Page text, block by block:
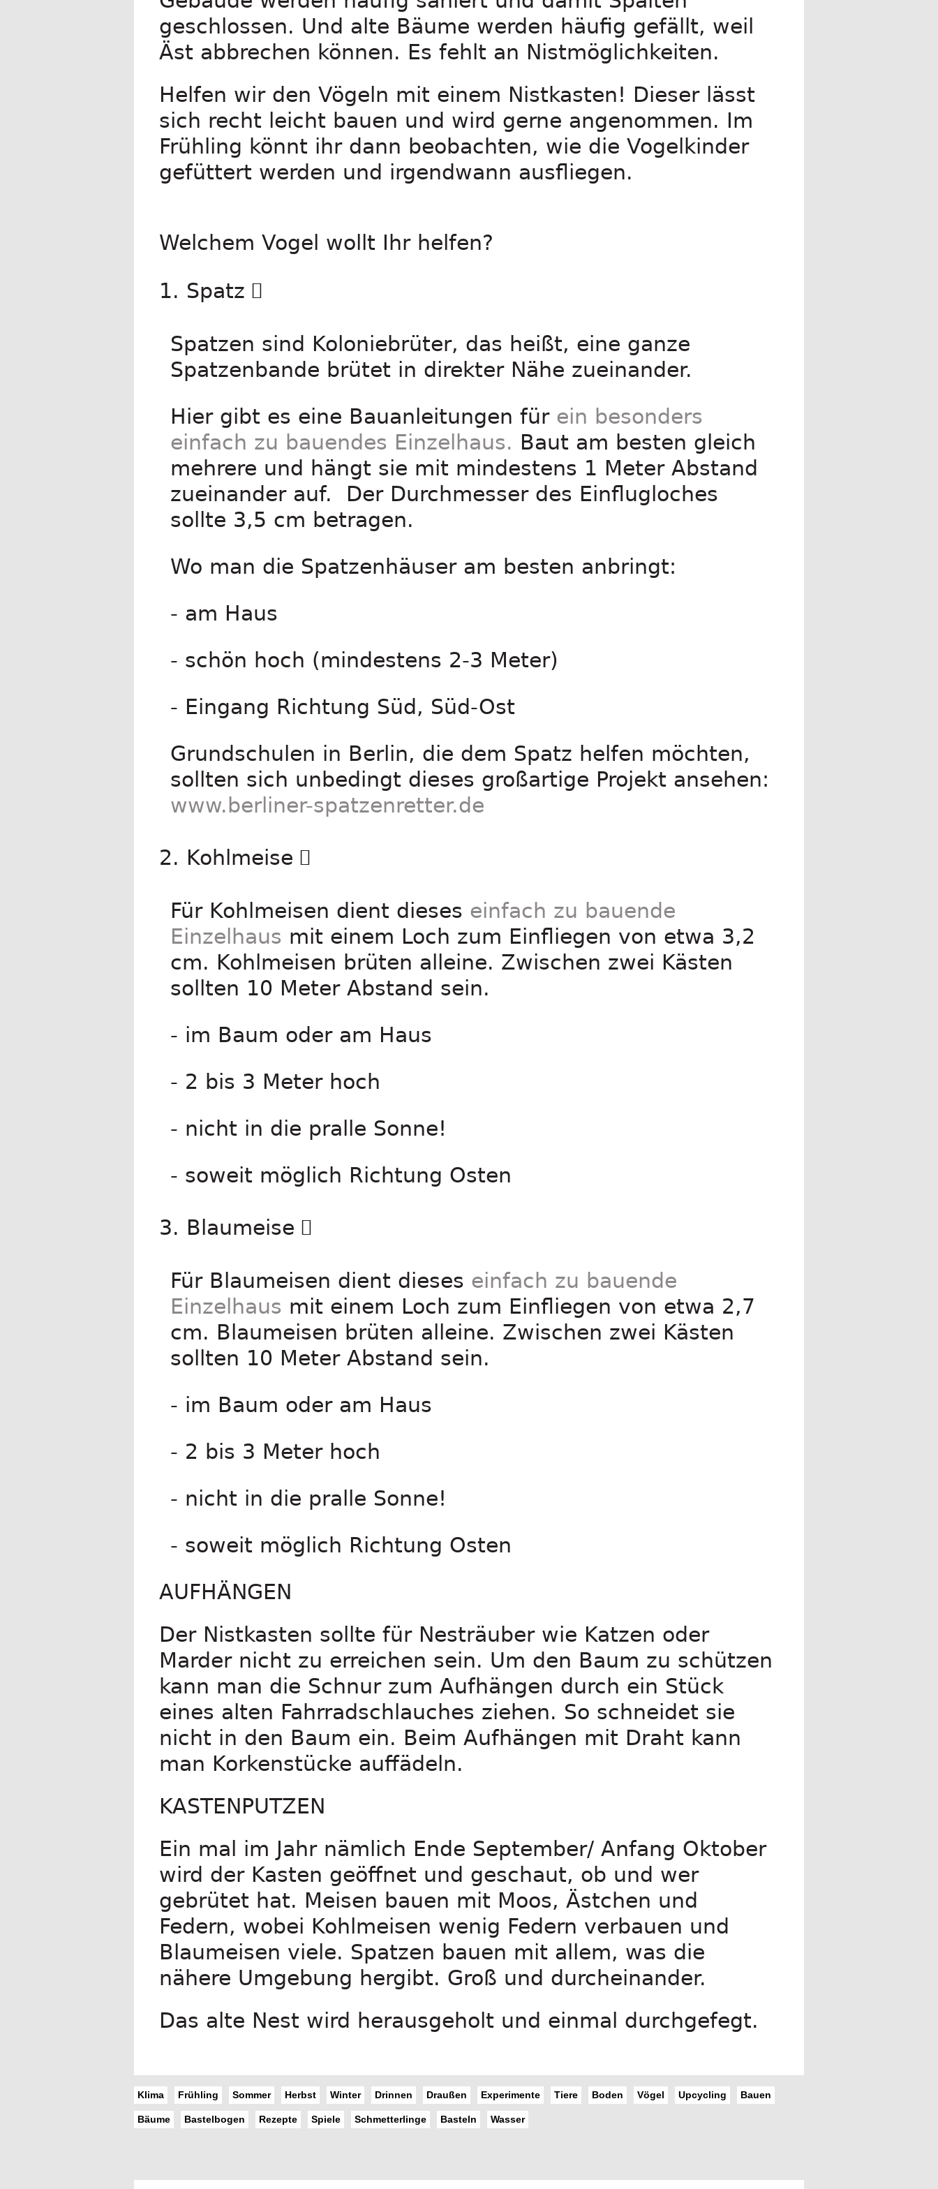
geschlossen. Und alte Bäume werden häufig gefällt, weil
Äst abbrechen können. Es fehlt an Nistmöglichkeiten.
Helfen wir den Vögeln mit einem Nistkasten! Dieser lässt
sich recht leicht bauen und wird gerne angenommen. Im
Frühling könnt ihr dann beobachten, wie die Vogelkinder
gefüttert werden und irgendwann ausfliegen.
Welchem Vogel wollt Ihr helfen?
1. Spatz
Spatzen sind Koloniebrüter, das heißt, eine ganze
Spatzenbande brütet in direkter Nähe zueinander.
Hier gibt es eine Bauanleitungen für ein besonders
einfach zu bauendes Einzelhaus. Baut am besten gleich
mehrere und hängt sie mit mindestens 1 Meter Abstand
zueinander auf. Der Durchmesser des Einflugloches
sollte 3,5 cm betragen.
Wo man die Spatzenhäuser am besten anbringt:
- am Haus
- schön hoch (mindestens 2-3 Meter)
- Eingang Richtung Süd, Süd-Ost
Grundschulen in Berlin, die dem Spatz helfen möchten,
sollten sich unbedingt dieses großartige Projekt ansehen:
www.berliner-spatzenretter.de
2. Kohlmeise
Für Kohlmeisen dient dieses einfach zu bauende
Einzelhaus mit einem Loch zum Einfliegen von etwa 3,2
cm. Kohlmeisen brüten alleine. Zwischen zwei Kästen
sollten 10 Meter Abstand sein.
- im Baum oder am Haus
- 2 bis 3 Meter hoch
- nicht in die pralle Sonne!
- soweit möglich Richtung Osten
3. Blaumeise
Für Blaumeisen dient dieses einfach zu bauende
Einzelhaus mit einem Loch zum Einfliegen von etwa 2,7
cm. Blaumeisen brüten alleine. Zwischen zwei Kästen
sollten 10 Meter Abstand sein.
- im Baum oder am Haus
- 2 bis 3 Meter hoch
- nicht in die pralle Sonne!
- soweit möglich Richtung Osten
AUFHÄNGEN
Der Nistkasten sollte für Nesträuber wie Katzen oder
Marder nicht zu erreichen sein. Um den Baum zu schützen
kann man die Schnur zum Aufhängen durch ein Stück
eines alten Fahrradschlauches ziehen. So schneidet sie
nicht in den Baum ein. Beim Aufhängen mit Draht kann
man Korkenstücke auffädeln.
KASTENPUTZEN
Ein mal im Jahr nämlich Ende September/ Anfang Oktober
wird der Kasten geöffnet und geschaut, ob und wer
gebrütet hat. Meisen bauen mit Moos, Ästchen und
Federn, wobei Kohlmeisen wenig Federn verbauen und
Blaumeisen viele. Spatzen bauen mit allem, was die
nähere Umgebung hergibt. Groß und durcheinander.
Das alte Nest wird herausgeholt und einmal durchgefegt.
Klima Frühling Sommer Herbst Winter Drinnen Draußen Experimente Tiere Boden Vögel Upcycling Bauen
Bäume Bastelbogen Rezepte Spiele Schmetterlinge Basteln Wasser